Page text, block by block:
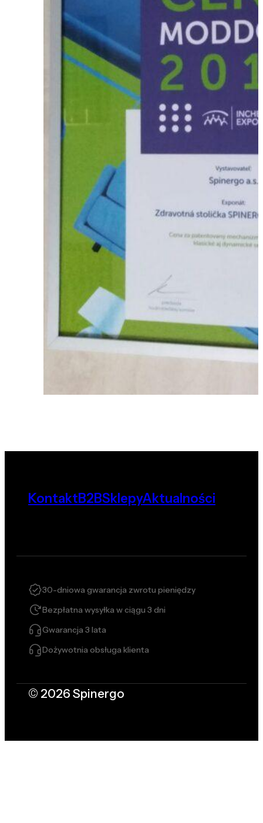
KontaktB2BSklepyAktualności
30-dniowa gwarancja zwrotu pieniędzy
Bezpłatna wysyłka w ciągu 3 dni
Gwarancja 3 lata
Dożywotnia obsługa klienta
© 2026 Spinergo